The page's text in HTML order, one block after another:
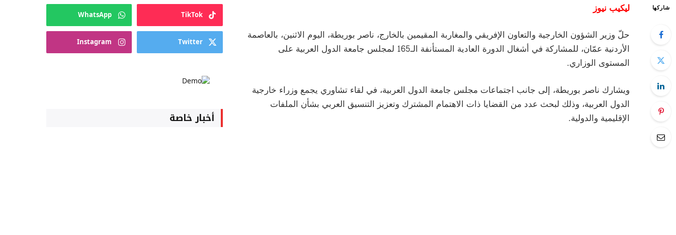
شاركها
ليكيب نيوز
حلّ وزير الشؤون الخارجية والتعاون الإفريقي والمغاربة المقيمين بالخارج، ناصر بوريطة، اليوم الاثنين، بالعاصمة
الأردنية عمّان، للمشاركة في أشغال الدورة العادية المستأنفة الـ165 لمجلس جامعة الدول العربية على
المستوى الوزاري.
ويشارك ناصر بوريطة، إلى جانب اجتماعات مجلس جامعة الدول العربية، في لقاء تشاوري يجمع وزراء خارجية
الدول العربية، وذلك لبحث عدد من القضايا ذات الاهتمام المشترك وتعزيز التنسيق العربي بشأن الملفات
الإقليمية والدولية.
TikTok
WhatsApp
Twitter
Instagram
أخبار خاصة